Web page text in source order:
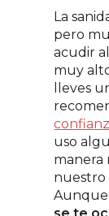
La
pero
acudir
muy
lleves
uso
manera
Aunque